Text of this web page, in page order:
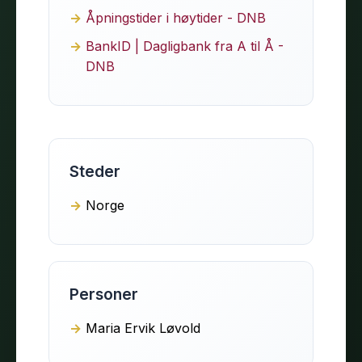
Åpningstider i høytider - DNB
BankID | Dagligbank fra A til Å -
DNB
Steder
Norge
Personer
Maria Ervik Løvold